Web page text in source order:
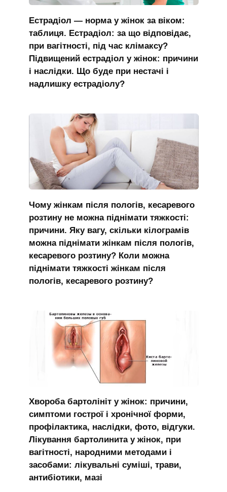
Естрадіол — норма у жінок за віком:
таблиця. Естрадіол: за що відповідає,
при вагітності, під час клімаксу?
Підвищений естрадіол у жінок: причини
і наслідки. Що буде при нестачі і
надлишку естрадіолу?
Чому жінкам після пологів, кесаревого
розтину не можна піднімати тяжкості:
причини. Яку вагу, скільки кілограмів
можна піднімати жінкам після пологів,
кесаревого розтину? Коли можна
піднімати тяжкості жінкам після
пологів, кесаревого розтину?
Хвороба бартолініт у жінок: причини,
симптоми гострої і хронічної форми,
профілактика, наслідки, фото, відгуки.
Лікування бартолинита у жінок, при
вагітності, народними методами і
засобами: лікувальні суміші, трави,
антибіотики, мазі